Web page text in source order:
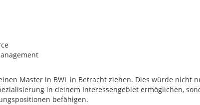
Master in BWL in Betracht ziehen. Dies würde nicht
in deinem Interessengebiet ermöglichen,
befähigen.